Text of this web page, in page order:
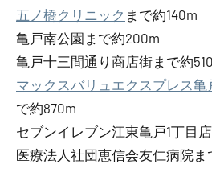
五ノ橋クリニック まで約140m
亀戸南公園まで約200m
亀戸十三間通り商店街まで約
マックスバリュエクスプレス
で約870m
セブンイレブン江東亀戸1丁目
医療法人社団恵信会友仁病院ま